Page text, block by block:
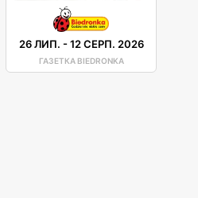
26 ЛИП. -12 СЕРП. 2026
ГАЗЕТКА BIEDRONKA